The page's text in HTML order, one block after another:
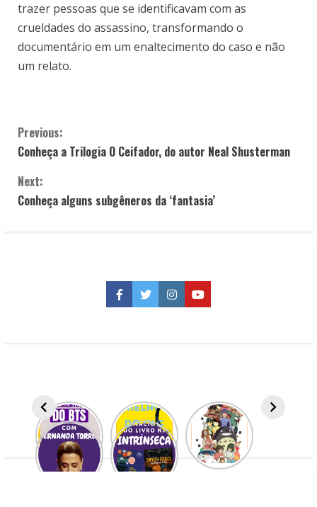
trazer pessoas que se identificavam com as
crueldades do assassino, transformando o
documentário em um enaltecimento do caso e não
um relato.
C
o
n
Previous:
Conheça a Trilogia O Ceifador, do autor Neal Shusterman
Next:
Conheça alguns subgêneros da ‘fantasia’
Facebook
TwitterInstagramYouTube